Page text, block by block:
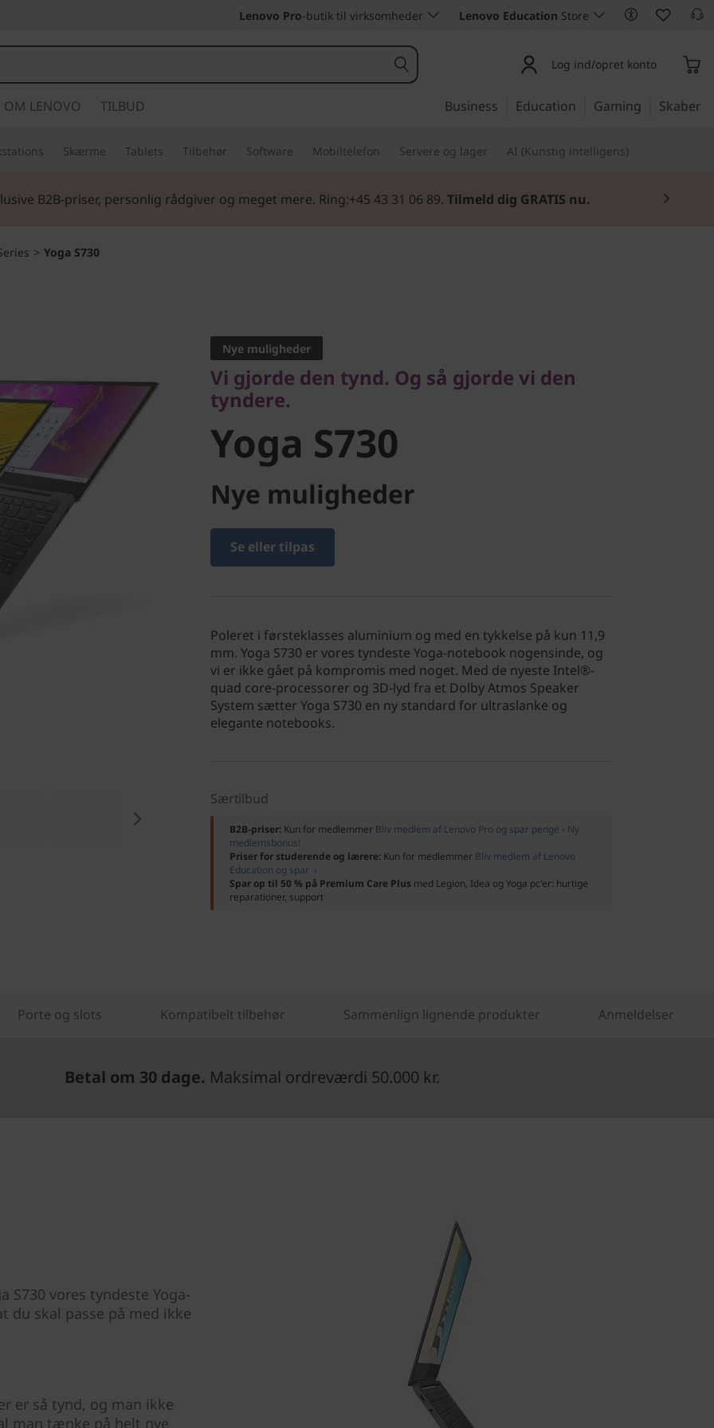
Lenovo Pro-butik til virksomheder Lenovo Education Store
Log ind/opret konto
OM LENOVO TILBUD Business Education Gaming Skaber
Skærme Tablets Tilbehør Software Mobiltelefon Servere og lager AI (Kunstig intelligens)
B2B-priser, personlig rådgiver og meget mere. Ring:+45 43 31 06 89. Tilmeld dig GRATIS nu.
> Yoga S730
tyndere.
Yoga S730
Nye muligheder
Vi gjorde den tynd. Og så gjorde vi den
tyndere.
Yoga S730
Nye muligheder
Se eller tilpas
Poleret i førsteklasses aluminium og med en tykkelse på kun 11,9
mm. Yoga S730 er vores tyndeste Yoga-notebook nogensinde, og
vi er ikke gået på kompromis med noget. Med de nyeste Intel®-
quad core-processorer og 3D-lyd fra et Dolby Atmos Speaker
System sætter Yoga S730 en ny standard for ultraslanke og
elegante notebooks.
Særtilbud
B2B-priser: Kun for medlemmer Bliv medlem af Lenovo Pro og spar penge › Ny
medlemsbonus!
Priser for studerende og lærere: Kun for medlemmer Bliv medlem af Lenovo
Education og spar ›
Spar op til 50 % på Premium Care Plus med Legion, Idea og Yoga pc'er: hurtige
reparationer, support
Porte og slots Kompatibelt tilbehør Sammenlign lignende produkter Anmeldelser
Betal om 30 dage. Maksimal ordreværdi 50.000 kr.
S730 vores tyndeste Yoga-
du skal passe på med ikke
er så tynd, og man ikke
man tænke på helt nye